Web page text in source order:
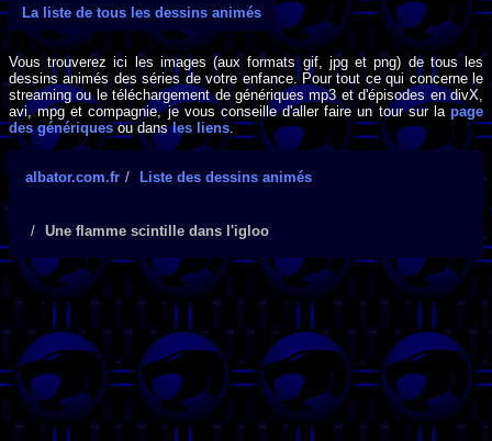
La liste de tous les dessins animés
Vous trouverez ici les images (aux formats gif, jpg et png) de tous les
dessins animés des séries de votre enfance. Pour tout ce qui concerne le
streaming ou le téléchargement de génériques mp3 et d'épisodes en divX,
avi, mpg et compagnie, je vous conseille d'aller faire un tour sur la page
des génériquesou dansles liens.
albator.com.fr Liste des dessins animés
Une flamme scintille dans l'igloo